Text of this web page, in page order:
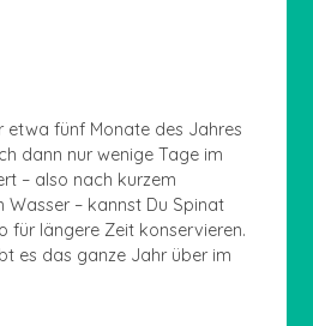
etwa fünf Monate des Jahres
dann nur wenige Tage im
– also nach kurzem
Wasser – kannst Du Spinat
für längere Zeit konservieren.
es das ganze Jahr über im